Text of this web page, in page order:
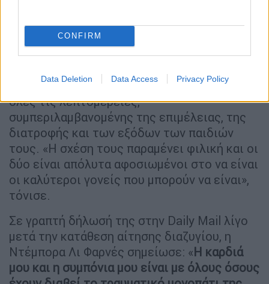
CONFIRM
Data Deletion Data Access Privacy Policy
βγαίνουν οικονομικά ασφαλείς από αυτό.
Δεν θα υπάρξει κανένα δράμα
την απαραίτητη κάθαρση», πρόσθεσε η ίδια
ηθοποιοί είχαν ρυθμίσει εκ των προτέρων
όλες τις λεπτομέρειες,
συμπεριλαμβανομένης της επιμέλειας, της
διατροφής και των εξόδων των παιδιών
τους. «Η σχέση τους παραμένει φιλική και οι
δύο είναι απόλυτα αφοσιωμένοι στο να είναι
οι καλύτεροι γονείς που μπορούν να είναι»,
τόνισε.
Σε γραπτή δήλωσή της στην Daily Mail λίγο
μετά την κατάθεση αίτησης διαζυγίου, η
Ντέμπορα Λι Φαρνές σημείωσε: «Η καρδιά
μου και η συμπόνια μου είναι με όλους όσους